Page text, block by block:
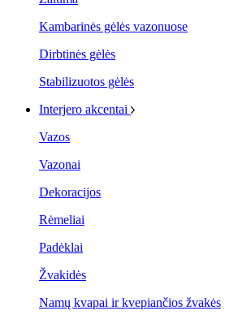
Kambarinės gėlės vazonuose
Dirbtinės gėlės
Stabilizuotos gėlės
Interjero akcentai
Vazos
Vazonai
Dekoracijos
Rėmeliai
Padėklai
Žvakidės
Namų kvapai ir kvepiančios žvakės